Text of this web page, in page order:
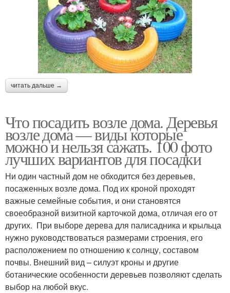
читать дальше →
Что посадить возле дома. Деревья
возле дома — виды которые
можно и нельзя сажать. 100 фото
лучших вариантов для посадки
Ни один частный дом не обходится без деревьев,
посаженных возле дома. Под их кроной проходят
важные семейные события, и они становятся
своеобразной визитной карточкой дома, отличая его от
других. При выборе дерева для палисадника и крыльца
нужно руководствоваться размерами строения, его
расположением по отношению к солнцу, составом
почвы. Внешний вид – силуэт кроны и другие
ботанические особенности деревьев позволяют сделать
выбор на любой вкус.